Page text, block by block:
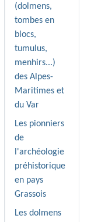
(dolmens,
tombes en
blocs,
tumulus,
menhirs...)
des Alpes-
Maritimes et
du Var
Les pionniers
de
l'archéologie
préhistorique
en pays
Grassois
Les dolmens